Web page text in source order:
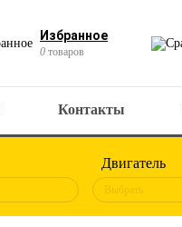
Избранное
0 товаров
Контакты
Двигатель
Выбрать